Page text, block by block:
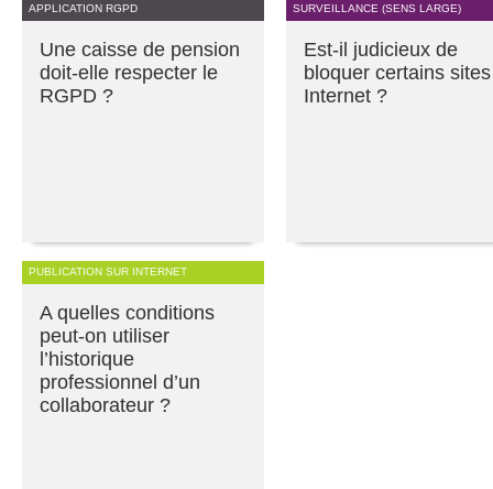
APPLICATION RGPD
Une caisse de pension
doit-elle respecter le
RGPD ?
SURVEILLANCE (SENS LARGE)
Est-il judicieux de
bloquer certains sites
Internet ?
PUBLICATION SUR INTERNET
A quelles conditions
peut-on utiliser
l’historique
professionnel d’un
collaborateur ?